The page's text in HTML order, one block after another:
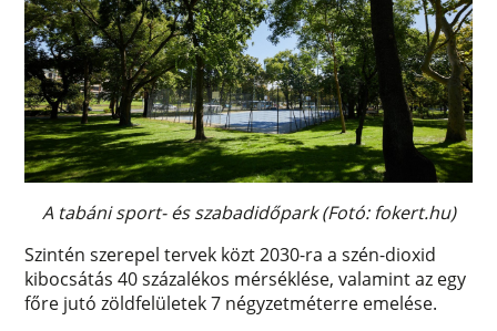
A tabáni sport- és szabadidőpark (Fotó: fokert.hu)
Szintén szerepel tervek közt 2030-ra a szén-dioxid
kibocsátás 40 százalékos mérséklése, valamint az egy
főre jutó zöldfelületek 7 négyzetméterre emelése.